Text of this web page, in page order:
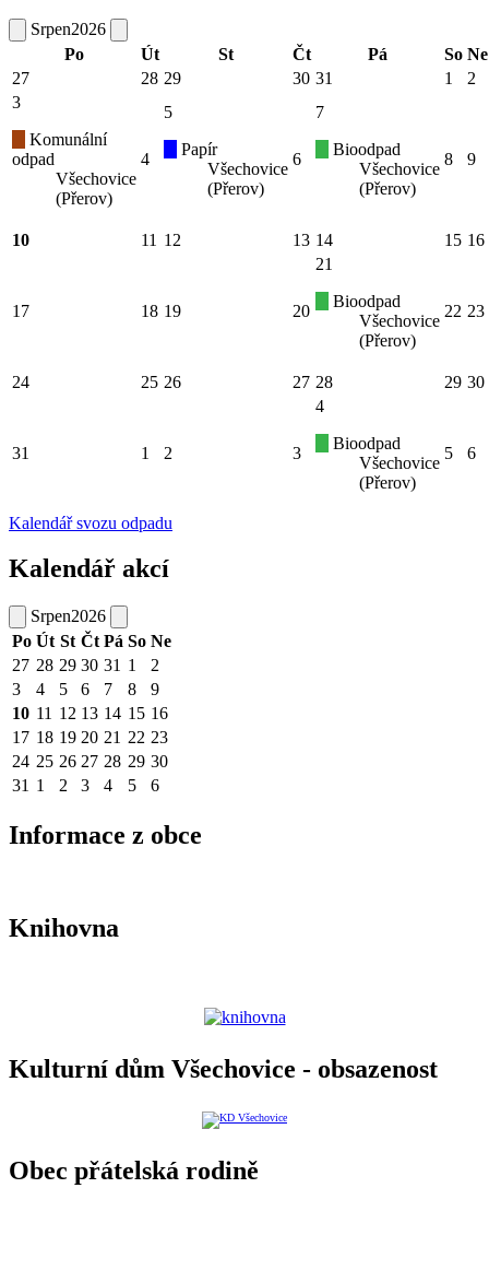
Srpen2026
Po
Út St Čt Pá So Ne
27
28 29 30 31 1
2
3
Komunální
odpad
Všechovice
(Přerov)
4
5
Papír
Všechovice
(Přerov)
6
7
Bioodpad
Všechovice
(Přerov)
8 9
10 11 12 13 14 15 16
17 18 19 20
21
Bioodpad
Všechovice
(Přerov)
22 23
24 25 26 27 28 29 30
31 1 2 3
4
Bioodpad
Všechovice
(Přerov)
5 6
Kalendář svozu odpadu
Kalendář akcí
Srpen2026
Po Út St Čt Pá So Ne
27 28 29 30 31 1
2
3
4 5 6 7 8
9
10 11 12 13 14 15 16
17 18 19 20 21 22 23
24 25 26 27 28 29 30
31 1 2 3 4 5 6
Informace z obce
Knihovna
Kulturní dům Všechovice - obsazenost
Obec přátelská rodině